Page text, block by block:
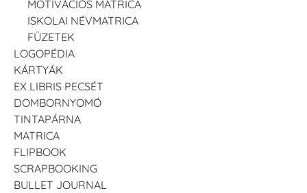
MOTIVÁCIÓS MATRICA
ISKOLAI NÉVMATRICA
FÜZETEK
LOGOPÉDIA
KÁRTYÁK
EX LIBRIS PECSÉT
DOMBORNYOMÓ
TINTAPÁRNA
MATRICA
FLIPBOOK
SCRAPBOOKING
BULLET JOURNAL